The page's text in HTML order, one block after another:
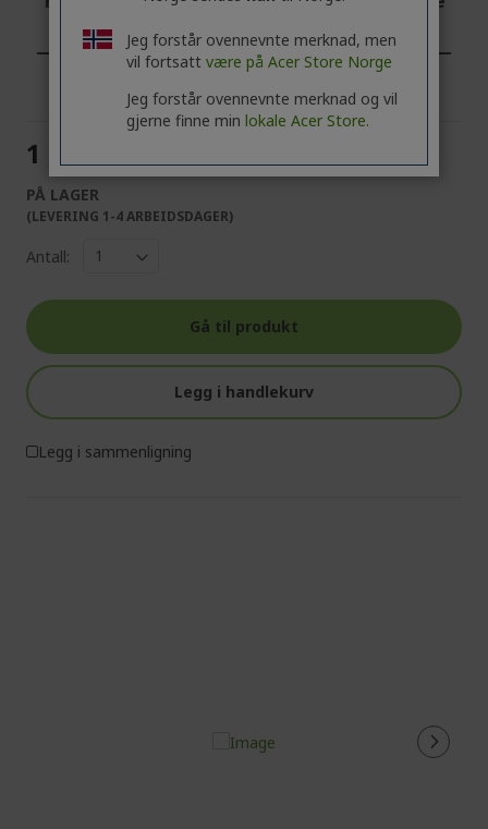
OPPRETT EN BEDRIFTSKONTO
1 612,00 Kr
PÅ LAGER
(LEVERING 1-4 ARBEIDSDAGER)
Antall:
Gå til produkt
Legg i handlekurv
Legg i sammenligning
Jeg forstår ovennevnte merknad, men
vil fortsatt være på Acer Store Norge
Jeg forstår ovennevnte merknad og vil
gjerne finne min lokale Acer Store.